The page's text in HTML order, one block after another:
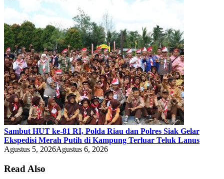
Sambut HUT ke-81 RI, Polda Riau dan Polres Siak Gelar
Ekspedisi Merah Putih di Kampung Terluar Teluk Lanus
Agustus 5, 2026Agustus 6, 2026
Read Also